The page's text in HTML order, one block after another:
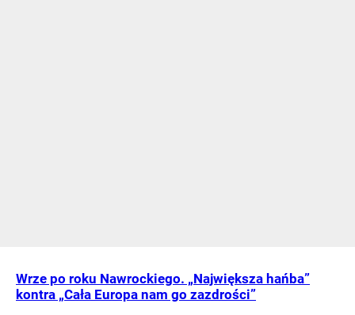
Wrze po roku Nawrockiego. „Największa hańba”
kontra „Cała Europa nam go zazdrości”